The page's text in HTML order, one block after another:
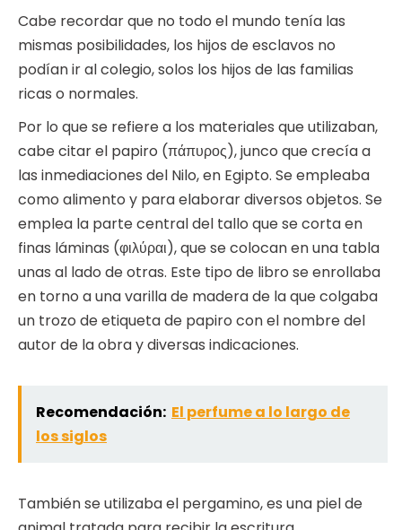
Cabe recordar que no todo el mundo tenía las
mismas posibilidades, los hijos de esclavos no
podían ir al colegio, solos los hijos de las familias
ricas o normales.
Por lo que se refiere a los materiales que utilizaban,
cabe citar el papiro (πάπυρος), junco que crecía a
las inmediaciones del Nilo, en Egipto. Se empleaba
como alimento y para elaborar diversos objetos. Se
emplea la parte central del tallo que se corta en
finas láminas (φιλύραι), que se colocan en una tabla
unas al lado de otras. Este tipo de libro se enrollaba
en torno a una varilla de madera de la que colgaba
un trozo de etiqueta de papiro con el nombre del
autor de la obra y diversas indicaciones.
Recomendación: El perfume a lo largo de
los siglos
También se utilizaba el pergamino, es una piel de